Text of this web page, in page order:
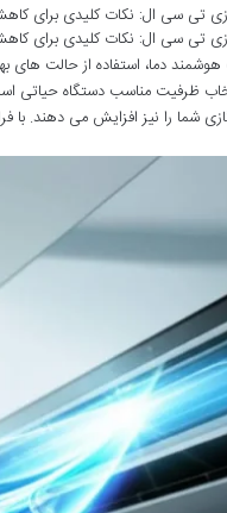
تی سی ال: نکات کلیدی برای
تی سی ال: نکات کلیدی برای
ظرفیت مناسب دستگاه حیاتی
شما را نیز افزایش می دهند.